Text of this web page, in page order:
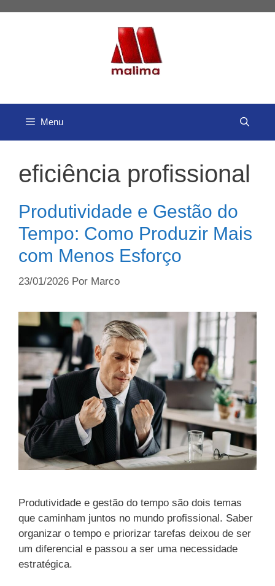
Menu
eficiência profissional
Produtividade e Gestão do
Tempo: Como Produzir Mais
com Menos Esforço
23/01/2026 Por Marco
Produtividade e gestão do tempo são dois temas
que caminham juntos no mundo profissional. Saber
organizar o tempo e priorizar tarefas deixou de ser
um diferencial e passou a ser uma necessidade
estratégica.